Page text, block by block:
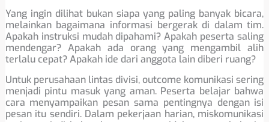
Yang ingin dilihat bukan siapa yang paling banyak bicara,
melainkan bagaimana informasi bergerak di dalam tim.
Apakah instruksi mudah dipahami? Apakah peserta saling
mendengar? Apakah ada orang yang mengambil alih
terlalu cepat? Apakah ide dari anggota lain diberi ruang?
Untuk perusahaan lintas divisi, outcome komunikasi sering
menjadi pintu masuk yang aman. Peserta belajar bahwa
cara menyampaikan pesan sama pentingnya dengan isi
pesan itu sendiri. Dalam pekerjaan harian, miskomunikasi